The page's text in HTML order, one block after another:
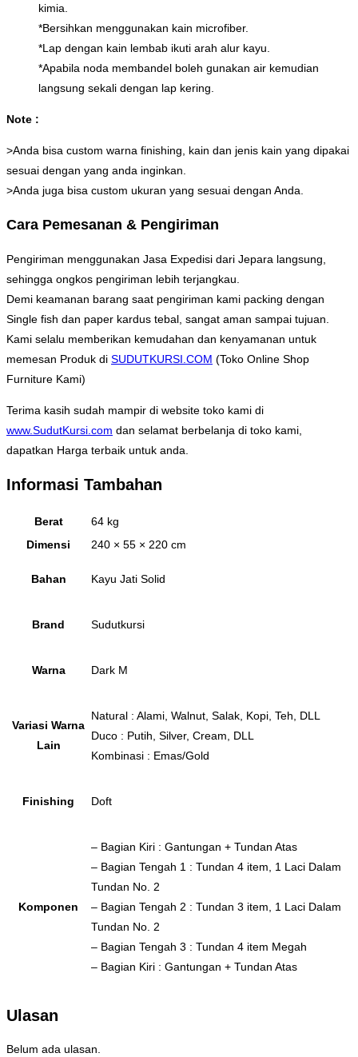
kimia.
*Bersihkan menggunakan kain microfiber.
*Lap dengan kain lembab ikuti arah alur kayu.
*Apabila noda membandel boleh gunakan air kemudian
langsung sekali dengan lap kering.
Note :
>Anda bisa custom warna finishing, kain dan jenis kain yang dipakai
sesuai dengan yang anda inginkan.
>Anda juga bisa custom ukuran yang sesuai dengan Anda.
Cara Pemesanan & Pengiriman
Pengiriman menggunakan Jasa Expedisi dari Jepara langsung,
sehingga ongkos pengiriman lebih terjangkau.
Demi keamanan barang saat pengiriman kami packing dengan
Single fish dan paper kardus tebal, sangat aman sampai tujuan.
Kami selalu memberikan kemudahan dan kenyamanan untuk
memesan Produk di SUDUTKURSI.COM (Toko Online Shop
Furniture Kami)
Terima kasih sudah mampir di website toko kami di
www.SudutKursi.com dan selamat berbelanja di toko kami,
dapatkan Harga terbaik untuk anda.
Informasi Tambahan
Berat
64 kg
Dimensi
240 × 55 × 220 cm
Bahan Kayu Jati Solid
Brand Sudutkursi
Warna Dark M
Variasi Warna
Lain
Natural : Alami, Walnut, Salak, Kopi, Teh, DLL
Duco : Putih, Silver, Cream, DLL
Kombinasi : Emas/Gold
Finishing Doft
Komponen
– Bagian Kiri : Gantungan + Tundan Atas
– Bagian Tengah 1 : Tundan 4 item, 1 Laci Dalam
Tundan No. 2
– Bagian Tengah 2 : Tundan 3 item, 1 Laci Dalam
Tundan No. 2
– Bagian Tengah 3 : Tundan 4 item Megah
– Bagian Kiri : Gantungan + Tundan Atas
Ulasan
Belum ada ulasan.